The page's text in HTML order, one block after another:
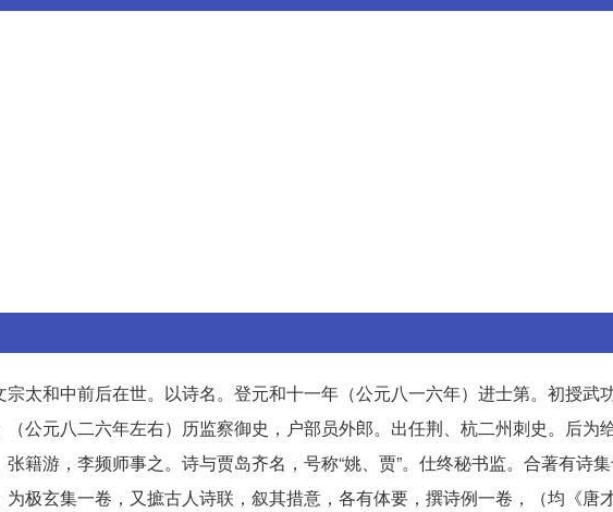
太和中前后在世。以诗名。登元和十一年（公元八一六年）进士第。初授武
公元八二六年左右）历监察御史，户部员外郎。出任荆、杭二州刺史。后为
籍游，李频师事之。诗与贾岛齐名，号称“姚、贾”。仕终秘书监。合著有诗
极玄集一卷，又摭古人诗联，叙其措意，各有体要，撰诗例一卷，（均《唐